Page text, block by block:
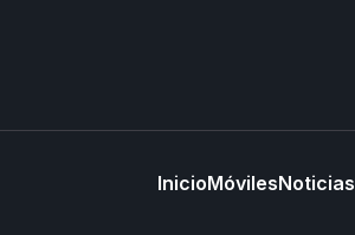
InicioMóvilesNoticias